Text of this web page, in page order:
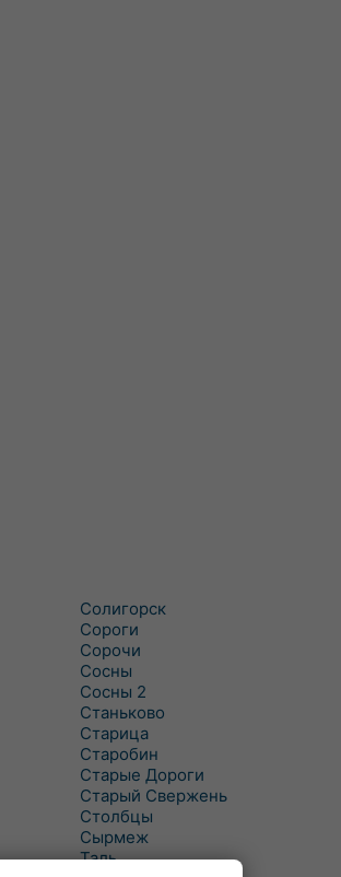
Солигорск
Сороги
Сорочи
Сосны
Сосны 2
Станьково
Старица
Старобин
Старые Дороги
Старый Свержень
Столбцы
Сырмеж
Таль